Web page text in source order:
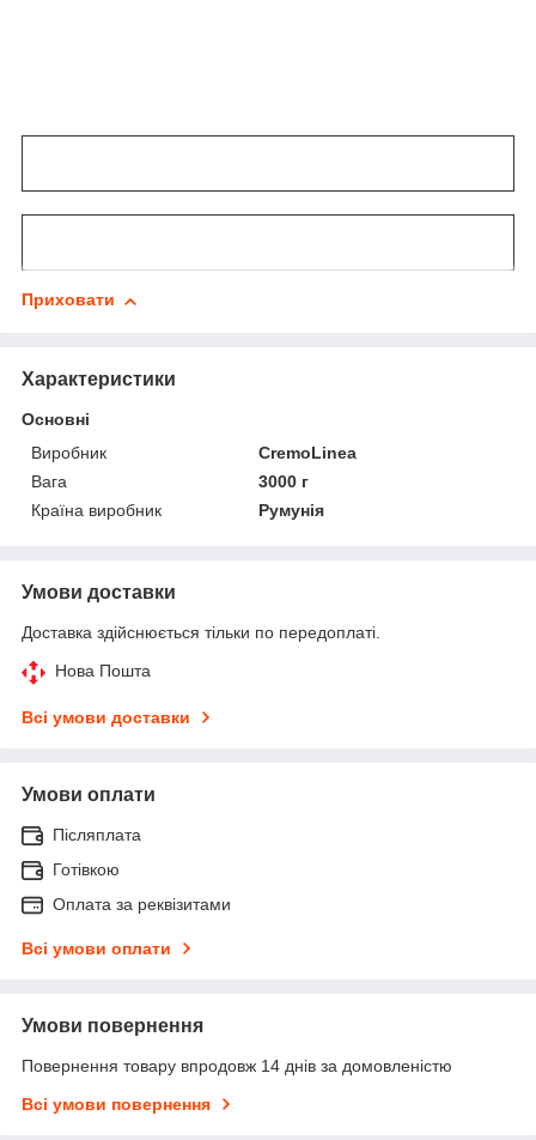
Приховати
Характеристики
Основні
Виробник
CremoLinea
Вага
3000 г
Країна виробник
Румунія
Умови доставки
Доставка здійснюється тільки по передоплаті.
Нова Пошта
Всі умови доставки
Умови оплати
Післяплата
Готівкою
Оплата за реквізитами
Всі умови оплати
Умови повернення
Повернення товару впродовж 14 днів за домовленістю
Всі умови повернення